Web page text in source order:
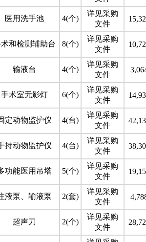
医用洗手池 4(个)
详见采购
文件
和检测辅助台 8(个)
详见采购
文件
输液台 4(个)
详见采购
文件
手术室无影灯 6(个)
详见采购
文件
定动物监护仪 4(台)
详见采购
文件
持动物监护仪 4(台)
详见采购
文件
功能医用吊塔 5(个)
详见采购
文件
液泵、输液泵 2(套)
详见采购
文件
超声刀 2(个)
详见采购
文件